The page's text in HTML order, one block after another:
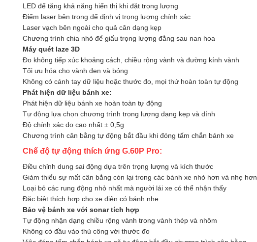
LED để tăng khả năng hiển thị khi đặt trọng lượng
Điểm laser bên trong để định vị trọng lượng chính xác
Laser vạch bên ngoài cho quả cân dạng kẹp
Chương trình chia nhỏ để giấu trọng lượng đằng sau nan hoa
Máy quét laze 3D
Đo không tiếp xúc khoảng cách, chiều rộng vành và đường kính vành
Tối ưu hóa cho vành đen và bóng
Không có cánh tay dữ liệu hoặc thước đo, mọi thứ hoàn toàn tự động
Phát hiện dữ liệu bánh xe:
Phát hiện dữ liệu bánh xe hoàn toàn tự động
Tự động lựa chọn chương trình trọng lượng dạng kẹp và dính
Độ chính xác đo cao nhất ± 0,5g
Chương trình cân bằng tự động bắt đầu khi đóng tấm chắn bánh xe
Chế độ tự động thích ứngG.60P Pro:
Điều chỉnh dung sai động dựa trên trọng lượng và kích thước
Giảm thiểu sự mất cân bằng còn lại trong các bánh xe nhỏ hơn và nhẹ hơn
Loại bỏ các rung động nhỏ nhất mà người lái xe có thể nhận thấy
Đặc biệt thích hợp cho xe điện có bánh nhẹ
Bảo vệ bánh xe với sonar tích hợp
Tự động nhận dạng chiều rộng vành trong vành thép và nhôm
Không có đầu vào thủ công với thước đo